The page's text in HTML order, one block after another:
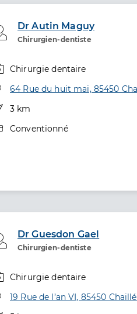
Dr Autin Maguy
Chirurgien-dentiste
Professionel de
Chirurgie dentaire
Adresse
64 Rue du huit mai, 85450
Distance
3 km
Type de convention
Conventionné
Dr Guesdon Gael
Chirurgien-dentiste
Professionel de
Chirurgie dentaire
Adresse
19 Rue de l’an VI, 85450